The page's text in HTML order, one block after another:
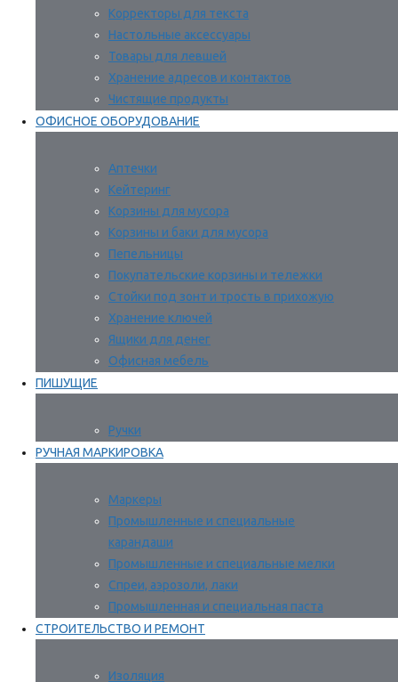
Корректоры для текста
Настольные аксессуары
Товары для левшей
Хранение адресов и контактов
Чистящие продукты
ОФИСНОЕ ОБОРУДОВАНИЕ
Аптечки
Кейтеринг
Корзины для мусора
Корзины и баки для мусора
Пепельницы
Покупательские корзины и тележки
Стойки под зонт и трость в прихожую
Хранение ключей
Ящики для денег
Офисная мебель
ПИШУЩИЕ
Ручки
РУЧНАЯ МАРКИРОВКА
Маркеры
Промышленные и специальные
карандаши
Промышленные и специальные мелки
Спреи, аэрозоли, лаки
Промышленная и специальная паста
СТРОИТЕЛЬСТВО И РЕМОНТ
Изоляция